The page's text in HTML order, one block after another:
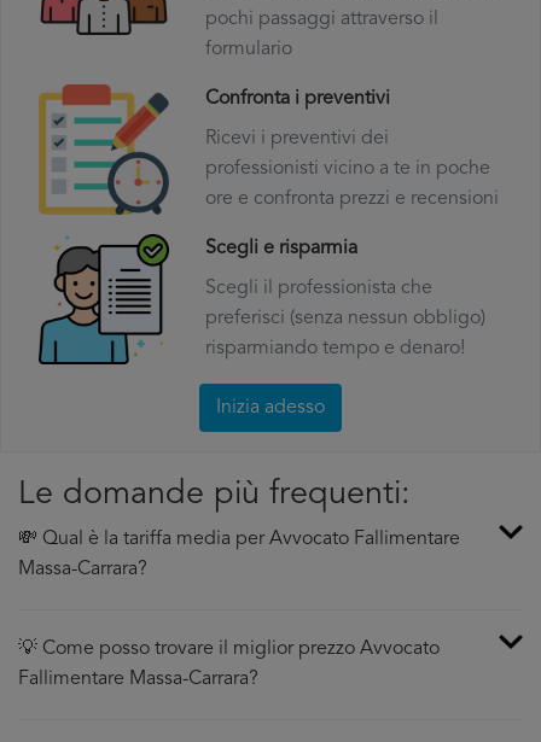
pochi passaggi attraverso il
formulario
Confronta i preventivi
Ricevi i preventivi dei
professionisti vicino a te in poche
ore e confronta prezzi e recensioni
Scegli e risparmia
Scegli il professionista che
preferisci (senza nessun obbligo)
risparmiando tempo e denaro!
Inizia adesso
Le domande più frequenti:
💸 Qual è la tariffa media per Avvocato Fallimentare
Massa-Carrara?
💡 Come posso trovare il miglior prezzo Avvocato
Fallimentare Massa-Carrara?